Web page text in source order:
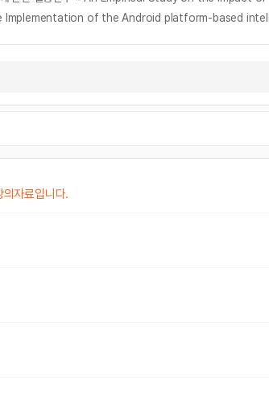
The Implementation of the Android platform-based
자료입니다.